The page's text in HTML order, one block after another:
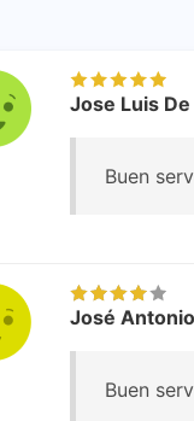
Jose Luis
Buen
José
Buen